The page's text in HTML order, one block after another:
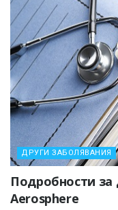
ДРУГИ ЗАБОЛЯВАНИЯ
Подробности за
Aerosphere